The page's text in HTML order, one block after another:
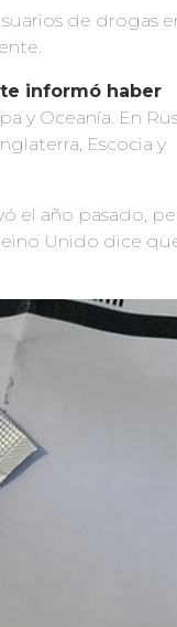
de drogas
informó haber
y Oceanía. En
Escocia y
el año pasado,
Unido dice